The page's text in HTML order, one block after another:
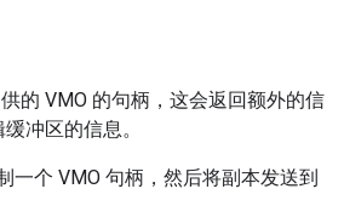
的 VMO 的句柄，这会返回额外的信
冲区的信息。
一个 VMO 句柄，然后将副本发送到